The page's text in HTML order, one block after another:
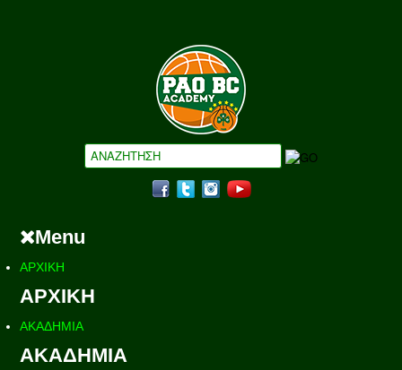
Menu
ΑΡΧΙΚΗ
ΑΡΧΙΚΗ
ΑΚΑΔΗΜΙΑ
ΑΚΑΔΗΜΙΑ